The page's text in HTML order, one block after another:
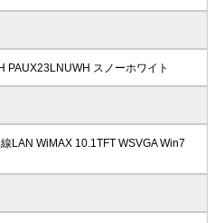
PAUX23LNUWH スノーホワイト
LAN WiMAX 10.1TFT WSVGA Win7